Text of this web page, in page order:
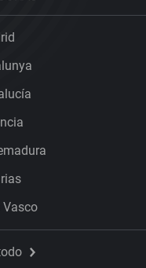
Vasco